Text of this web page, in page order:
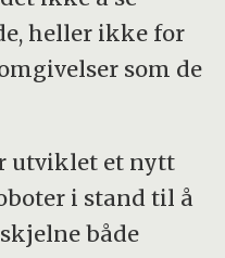
heller ikke for
som de
utviklet et nytt
i stand til å
både